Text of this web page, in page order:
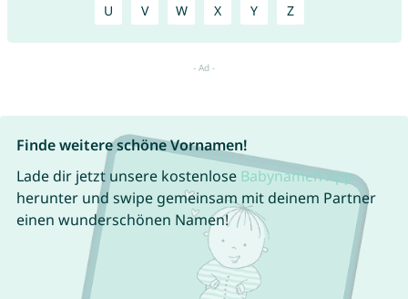
U V W X Y Z
Finde weitere schöne Vornamen!
Lade dir jetzt unsere kostenlose Babynamen App
herunter und swipe gemeinsam mit deinem Partner
einen wunderschönen Namen!